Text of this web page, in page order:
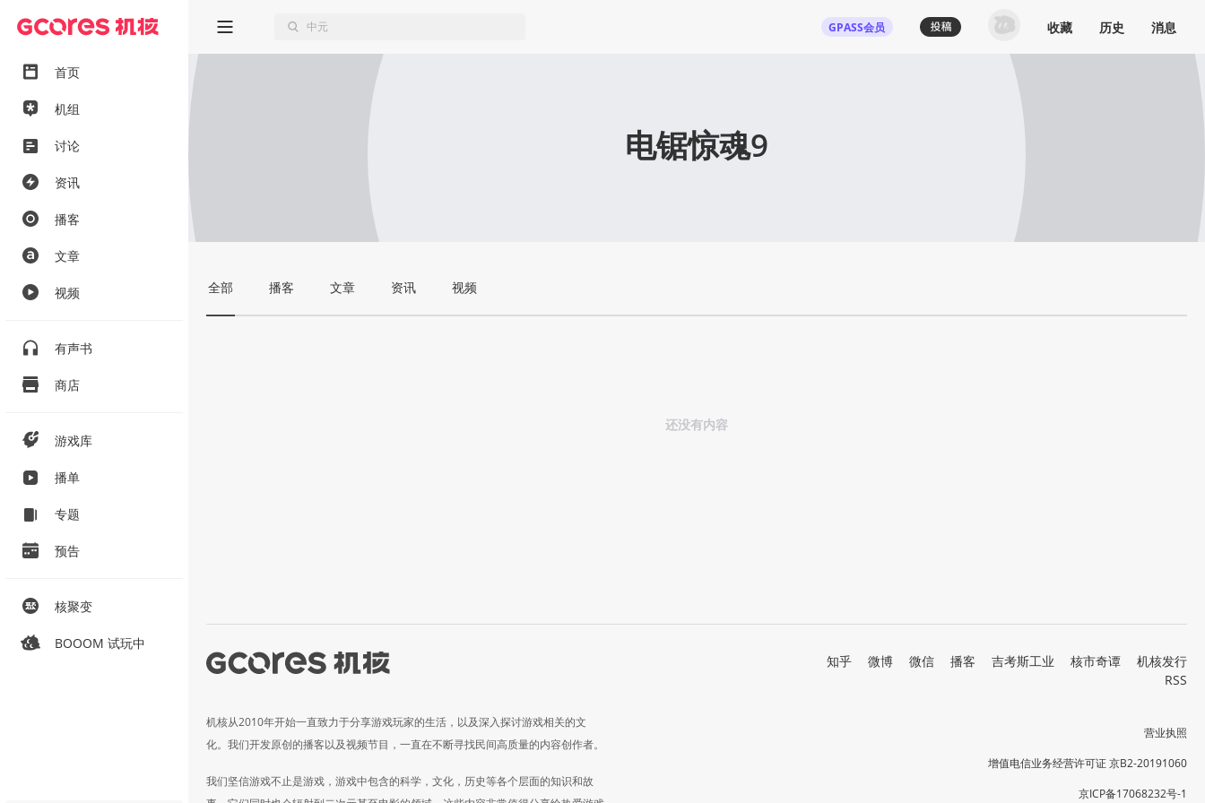
首页
机组
讨论
资讯
播客
文章
视频
有声书
商店
游戏库
播单
专题
预告
核聚变
BOOOM 试玩中
GPASS会员 收藏 历史 消息
电锯惊魂9
全部 播客 文章 资讯 视频
还没有内容
机核从2010年开始一直致力于分享游戏玩家的生活，以及深入探讨游戏相关的文
化。我们开发原创的播客以及视频节目，一直在不断寻找民间高质量的内容创作者。
我们坚信游戏不止是游戏，游戏中包含的科学，文化，历史等各个层面的知识和故
知乎 微博 微信 播客 吉考斯工业 核市奇谭
机核发行
RSS
营业执照
增值电信业务经营许可证 京B2-20191060
京ICP备17068232号-1